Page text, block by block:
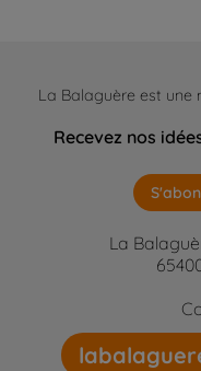
La Balaguère est une
Recevez nos
La